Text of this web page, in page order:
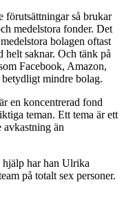
förutsättningar så brukar
medelstora fonder. Det
bolagen oftast
helt saknar. Och tänk på
Facebook, Amazon,
mindre bolag.
en koncentrerad fond
teman. Ett tema är ett
avkastning än
har han Ulrika
på totalt sex personer.